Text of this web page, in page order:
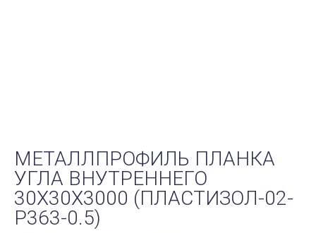
МЕТАЛЛПРОФИЛЬ ПЛАНКА
УГЛА ВНУТРЕННЕГО
30Х30Х3000 (ПЛАСТИЗОЛ-02-
Р363-0.5)